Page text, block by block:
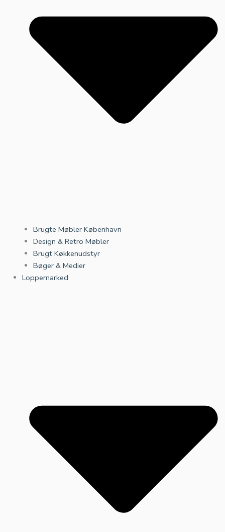
Brugte Møbler København
Design & Retro Møbler
Brugt Køkkenudstyr
Bøger & Medier
Loppemarked